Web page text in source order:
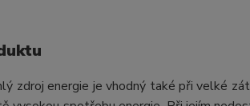
zdroj energie je vhodný také při velké